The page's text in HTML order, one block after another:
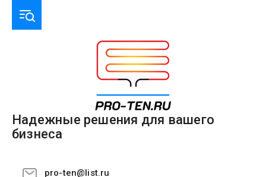
Надежные решения для вашего
бизнеса
pro-ten@list.ru